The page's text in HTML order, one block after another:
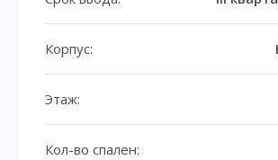
Корпус:
Этаж:
Кол-во спален: